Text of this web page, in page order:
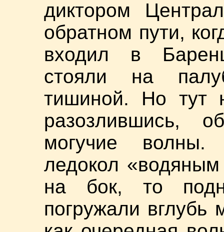
диктором
обратном пути,
входил в
стояли на
тишиной. Но тут
разозлившись,
могучие
ледокол
на бок, то
погружали